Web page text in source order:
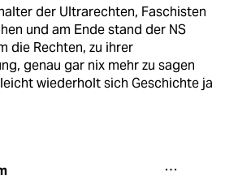
der Ultrarechten, Faschisten
und am Ende stand der NS
die Rechten, zu ihrer
genau gar nix mehr zu sagen
wiederholt sich Geschichte ja